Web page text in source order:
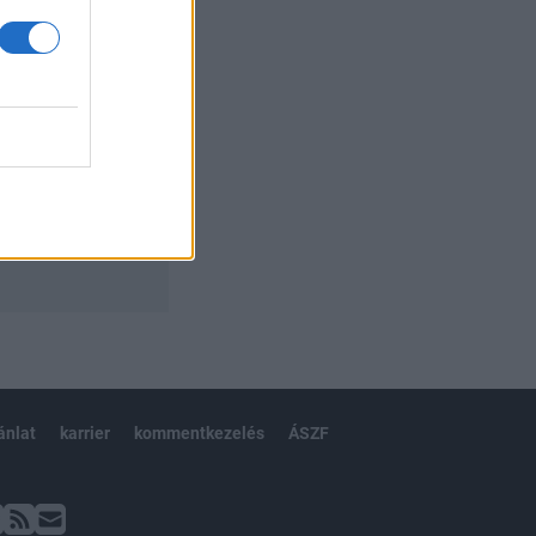
karrier kommentkezelés ÁSZF